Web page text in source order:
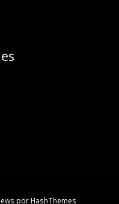
por HashThemes